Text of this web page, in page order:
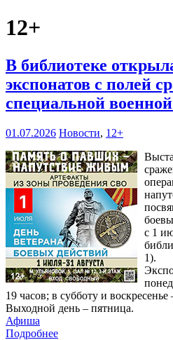
12+
В библиотеке
экспонатов с полей
специальной
01.07.2026 Новости, 12+
с 1
1).
19 часов; в субботу и воскресенье
Выходной день – пятница.
Афиша
Подробнее